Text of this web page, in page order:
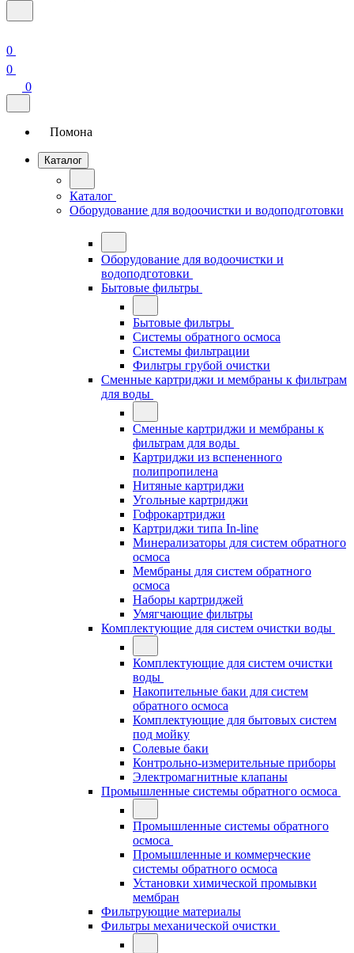
0
0
0
Помона
Каталог
Каталог
Оборудование для водоочистки и водоподготовки
Оборудование для водоочистки и
водоподготовки
Бытовые фильтры
Бытовые фильтры
Системы обратного осмоса
Системы фильтрации
Фильтры грубой очистки
Сменные картриджи и мембраны к фильтрам
для воды
Сменные картриджи и мембраны к
фильтрам для воды
Картриджи из вспененного
полипропилена
Нитяные картриджи
Угольные картриджи
Гофрокартриджи
Картриджи типа In-line
Минерализаторы для систем обратного
осмоса
Мембраны для систем обратного
осмоса
Наборы картриджей
Умягчающие фильтры
Комплектующие для систем очистки воды
Комплектующие для систем очистки
воды
Накопительные баки для систем
обратного осмоса
Комплектующие для бытовых систем
под мойку
Солевые баки
Контрольно-измерительные приборы
Электромагнитные клапаны
Промышленные системы обратного осмоса
Промышленные системы обратного
осмоса
Промышленные и коммерческие
системы обратного осмоса
Установки химической промывки
мембран
Фильтрующие материалы
Фильтры механической очистки